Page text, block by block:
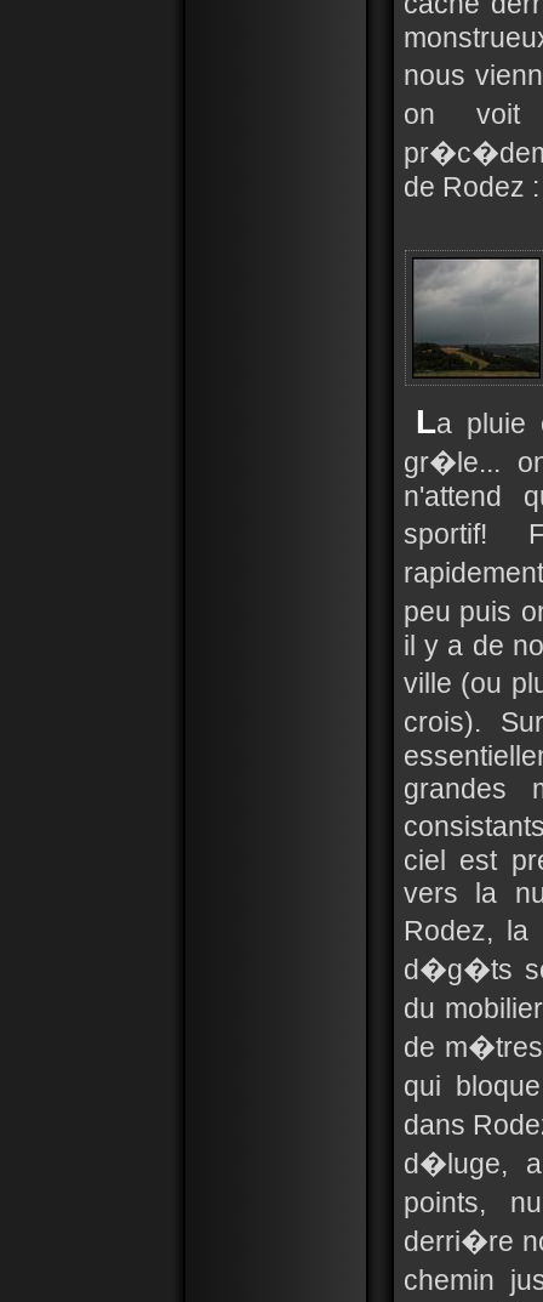
nous
on voit
de Rodez :
La pluie
gr�le...
n'attend
sportif!
peu puis
il y a de
ville (ou
crois).
grandes
ciel est
vers la
Rodez,
d�g�ts
du
de
qui
dans
d�luge,
points,
derri�re
chemin